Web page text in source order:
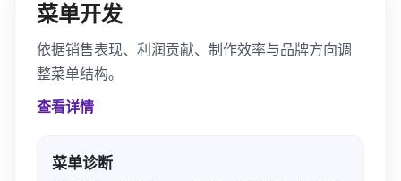
菜单开发
依据销售表现、利润贡献、制作效率与品牌方向调
整菜单结构。
查看详情
菜单诊断